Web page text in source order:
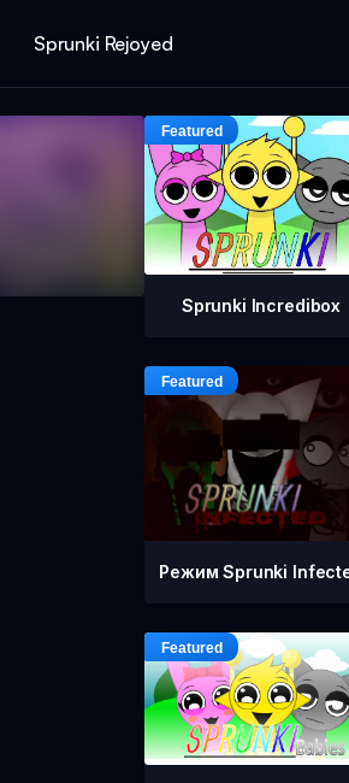
Sprunki Rejoyed
Sprunki Incredibox
Режим Sprunki